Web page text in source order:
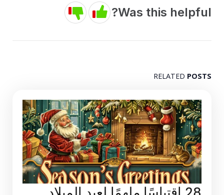
Was this helpful?
RELATED POSTS